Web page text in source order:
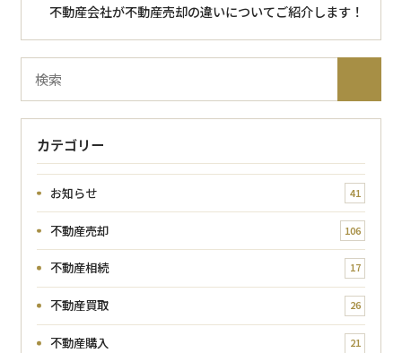
不動産会社が不動産売却の違いについてご紹介します！
索
カテゴリー
お知らせ 41
不動産売却 106
不動産相続 17
不動産買取 26
不動産購入 21